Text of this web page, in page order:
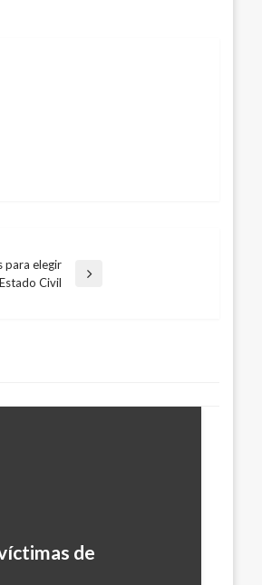
para elegir
Civil
de